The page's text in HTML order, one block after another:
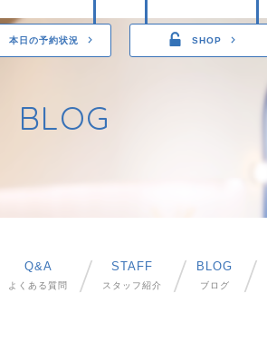
本日の予約状況 SHOP
BLOG
Q&A
よくある質問
STAFF
スタッフ紹介
BLOG
ブログ